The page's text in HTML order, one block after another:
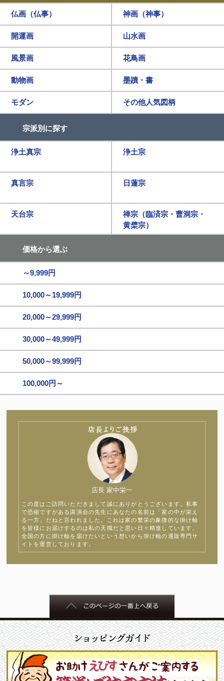
仏画（仏事） 神画（神事）
開運画 山水画
風景画 花鳥画
動物画 墨蹟・書
モダン その他人気図柄
宗派別に探す
浄土真宗 浄土宗
真言宗 日蓮宗
天台宗
禅宗（臨済宗・曹洞宗・
黄檗宗）
価格から選ぶ
～9,999円
10,000～19,999円
20,000～29,999円
30,000～49,999円
50,000～99,999円
100,000円～
店長 家中栄一
この度はご訪問いただきまして誠にありがとうございます。私事
で恐縮ですがある講演会の先生にあなたの名前は「家の中が栄え
る一方」だねと言われました。これは家の繁栄の象徴的な掛け軸
を皆様にお届けするのは私の天職だと思い日々精進しています。
全国の方に掛け軸を届けたいという想いから掛け軸の通販専門サ
イトを運営しております。